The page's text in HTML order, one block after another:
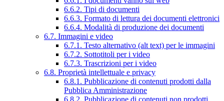
6.6.2. Tipi di documenti
6.6.3. Formato di lettura dei documenti elettronici
6.6.4. Modalità di produzione dei documenti
6.7. Immagini e video
6.7.1. Testo alternativo (alt text) per le immagini
6.7.2. Sottotitoli per i video
6.7.3. Trascrizioni per i video
6.8. Proprietà intellettuale e privacy
6.8.1. Pubblicazione di contenuti prodotti dalla
Pubblica Amministrazione
6.8.2. Pubblicazione di contenuti non prodotti